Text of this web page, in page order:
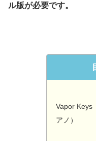
ル版が必要です。
Vapor Keys
アノ）